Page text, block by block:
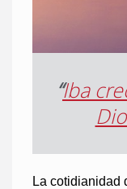
“Iba
La cotidianidad